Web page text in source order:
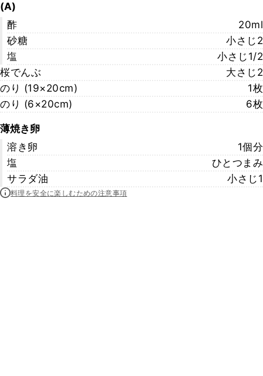
(A)
酢
20ml
砂糖
小さじ2
塩
小さじ1/2
桜でんぶ
大さじ2
のり (19×20cm)
1枚
のり (6×20cm)
6枚
薄焼き卵
溶き卵
1個分
塩
ひとつまみ
サラダ油
小さじ1
料理を安全に楽しむための注意事項